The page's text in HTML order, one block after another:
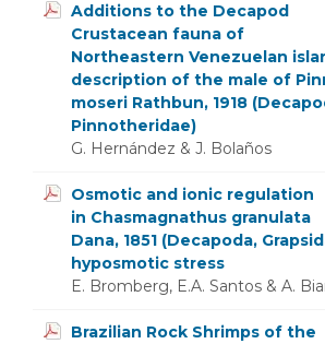
Additions to the Decapod
Crustacean fauna of
Northeastern Venezuelan
description of the male of
moseri Rathbun, 1918
Pinnotheridae)
G. Hernández & J. Bolaños
Osmotic and ionic regulation
in Chasmagnathus granulata
Dana, 1851 (Decapoda,
hyposmotic stress
E. Bromberg, E.A. Santos & A.
Brazilian Rock Shrimps of the